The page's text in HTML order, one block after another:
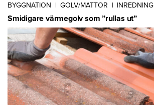
BYGGNATION | GOLV/MATTOR | INREDNING
Smidigare värmegolv som ”rullas ut”